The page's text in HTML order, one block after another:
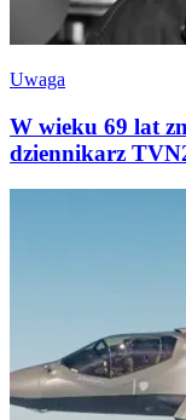
Uwaga
W wieku 69 lat
dziennikarz